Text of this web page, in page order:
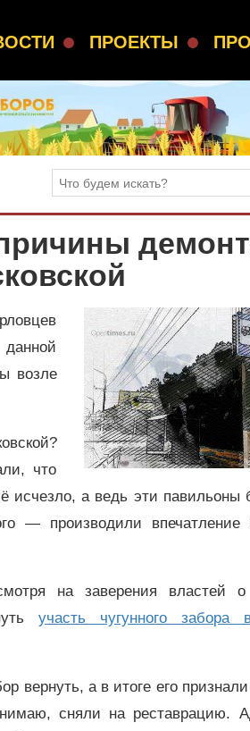
ПРОЕКТЫ
возле
что
исчезло, а ведь эти павильоны
— производили впечатление
на заверения властей о
участь чугунного забора
вернуть, а в итоге его
сняли на реставрацию.